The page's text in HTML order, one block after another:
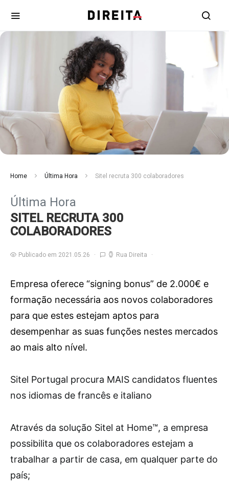
Home Última Hora Sitel recruta 300 colaboradores
Última Hora
SITEL RECRUTA 300
COLABORADORES
Publicado em 2021.05.26 Rua Direita
Empresa oferece “signing bonus” de 2.000€ e
formação necessária aos novos colaboradores
para que estes estejam aptos para
desempenhar as suas funções nestes mercados
ao mais alto nível.
Sitel Portugal procura MAIS candidatos fluentes
nos idiomas de francês e italiano
Através da solução Sitel at Home™, a empresa
possibilita que os colaboradores estejam a
trabalhar a partir de casa, em qualquer parte do
país;